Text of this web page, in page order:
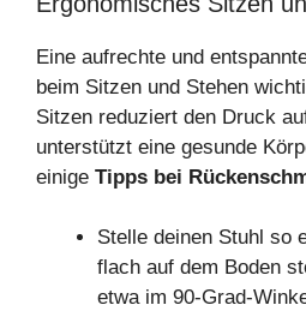
Eine aufrechte und
beim Sitzen und Stehen
Sitzen reduziert den Druck
unterstützt eine gesunde
einige Tipps bei
Stelle deinen Stuhl so
flach auf dem Boden
etwa im 90-Grad-